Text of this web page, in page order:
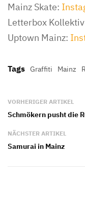
Mainz Skate:
Letterbox
Uptown Mainz:
Tags Graffiti Mainz
VORHERIGER ARTIKEL
Schmökern pusht die
NÄCHSTER ARTIKEL
Samurai in Mainz